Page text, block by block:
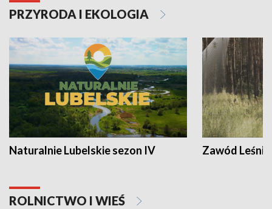
PRZYRODA I EKOLOGIA
Naturalnie Lubelskie sezon IV Zawód Leśnik
ROLNICTWO I WIEŚ